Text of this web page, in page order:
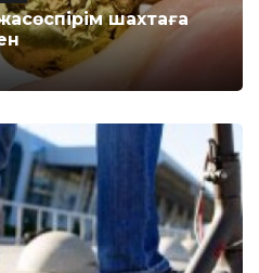
шахтаға